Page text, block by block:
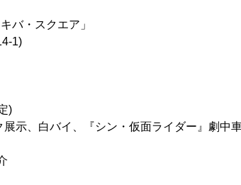
バ・スクエア」
1)
)
示、白バイ、『シン・仮面ライダー』劇中